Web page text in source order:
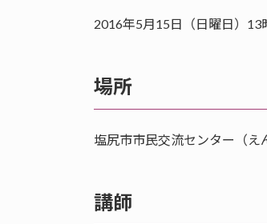
2016年5月15日（日曜日）13
場所
塩尻市市民交流センター（
講師